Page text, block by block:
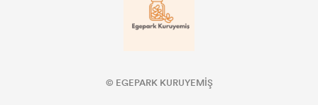
© EGEPARK KURUYEMİŞ